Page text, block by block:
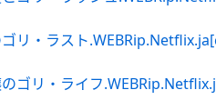
リ・ラスト
ゴリ・ライフ